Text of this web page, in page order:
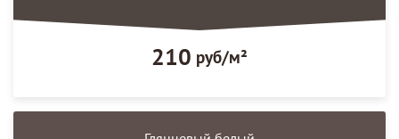
210 руб/м²